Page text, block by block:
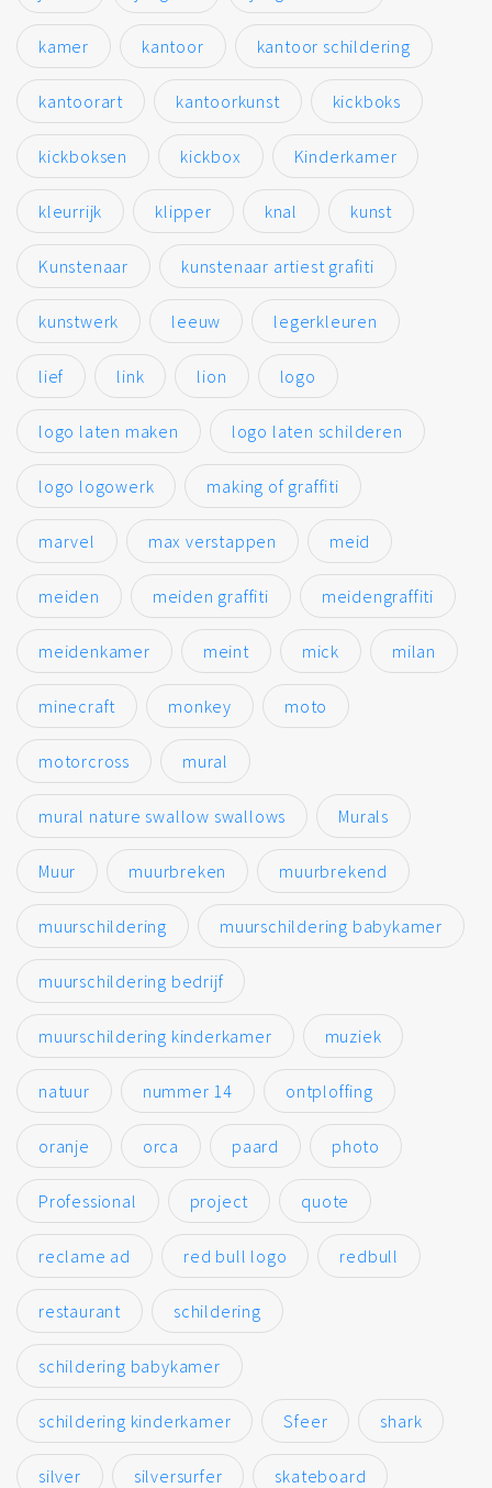
kamer kantoor kantoor schildering
kantoorart kantoorkunst kickboks
kickboksen kickbox Kinderkamer
kleurrijk klipper knal kunst
Kunstenaar kunstenaar artiest grafiti
kunstwerk leeuw legerkleuren
lief link lion logo
logo laten maken logo laten schilderen
logo logowerk making of graffiti
marvel max verstappen meid
meiden meiden graffiti meidengraffiti
meidenkamer meint mick milan
minecraft monkey moto
motorcross mural
mural nature swallow swallows Murals
Muur muurbreken muurbrekend
muurschildering muurschildering babykamer
muurschildering bedrijf
muurschildering kinderkamer muziek
natuur nummer 14 ontploffing
oranje orca paard photo
Professional project quote
reclame ad red bull logo redbull
restaurant schildering
schildering babykamer
schildering kinderkamer Sfeer shark
silver silversurfer skateboard